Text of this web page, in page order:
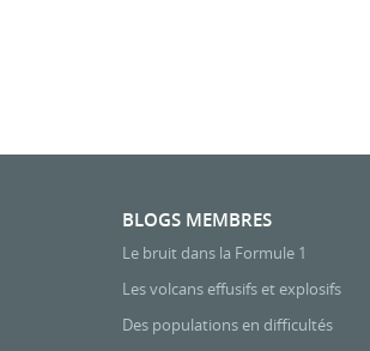
BLOGS MEMBRES
Le bruit dans la Formule 1
Les volcans effusifs et explosifs
Des populations en difficultés